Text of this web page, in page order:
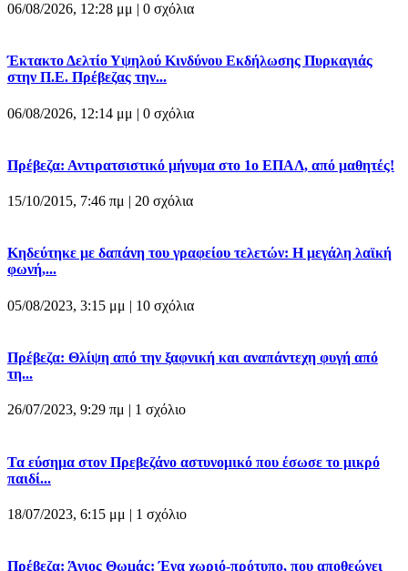
06/08/2026, 12:28 μμ | 0 σχόλια
Έκτακτο Δελτίο Υψηλού Κινδύνου Εκδήλωσης Πυρκαγιάς
στην Π.Ε. Πρέβεζας την...
06/08/2026, 12:14 μμ | 0 σχόλια
Πρέβεζα: Αντιρατσιστικό μήνυμα στο 1ο ΕΠΑΛ, από μαθητές!
15/10/2015, 7:46 πμ | 20 σχόλια
Κηδεύτηκε με δαπάνη του γραφείου τελετών: Η μεγάλη λαϊκή
φωνή,...
05/08/2023, 3:15 μμ | 10 σχόλια
Πρέβεζα: Θλίψη από την ξαφνική και αναπάντεχη φυγή από
τη...
26/07/2023, 9:29 πμ | 1 σχόλιο
Τα εύσημα στον Πρεβεζάνο αστυνομικό που έσωσε το μικρό
παιδί...
18/07/2023, 6:15 μμ | 1 σχόλιο
Πρέβεζα: Άγιος Θωμάς: Ένα χωριό-πρότυπο, που αποθεώνει